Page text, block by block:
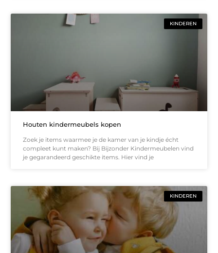
KINDEREN
Houten kindermeubels kopen
Zoek je items waarmee je de kamer van je kindje écht
compleet kunt maken? Bij Bijzonder Kindermeubelen vind
je gegarandeerd geschikte items. Hier vind je
KINDEREN